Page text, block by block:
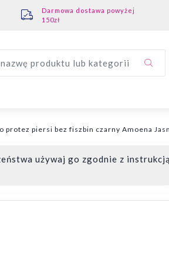
Darmowa dostawa powyżej
150zł
produktu lub kategorii
protez piersi bez fiszbin czarny Amoena
używaj go zgodnie z